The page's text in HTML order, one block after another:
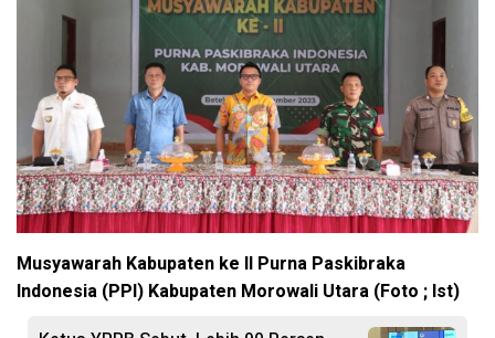
Musyawarah Kabupaten ke II Purna Paskibraka
Indonesia (PPI) Kabupaten Morowali Utara (Foto ; Ist)